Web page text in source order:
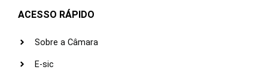
ACESSO RÁPIDO
Sobre a Câmara
E-sic